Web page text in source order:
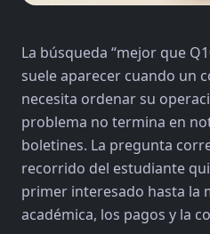
La búsqueda “mejor que
suele aparecer cuando un
necesita ordenar su
problema no termina en
boletines. La pregunta
recorrido del estudiante
primer interesado hasta la
académica, los pagos y la